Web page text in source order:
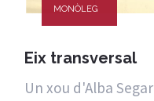
MONÒLEG
Eix transversal
Un xou d'Alba